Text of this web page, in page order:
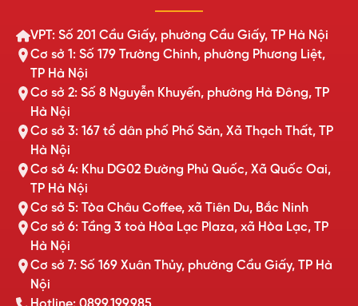
VPT: Số 201 Cầu Giấy, phường Cầu Giấy, TP Hà Nội
Cơ sở 1: Số 179 Trường Chinh, phường Phương Liệt,
TP Hà Nội
Cơ sở 2: Số 8 Nguyễn Khuyến, phường Hà Đông, TP
Hà Nội
Cơ sở 3: 167 tổ dân phố Phố Săn, Xã Thạch Thất, TP
Hà Nội
Cơ sở 4: Khu DG02 Đường Phủ Quốc, Xã Quốc Oai,
TP Hà Nội
Cơ sở 5: Tòa Châu Coffee, xã Tiên Du, Bắc Ninh
Cơ sở 6: Tầng 3 toà Hòa Lạc Plaza, xã Hòa Lạc, TP
Hà Nội
Cơ sở 7: Số 169 Xuân Thủy, phường Cầu Giấy, TP Hà
Nội